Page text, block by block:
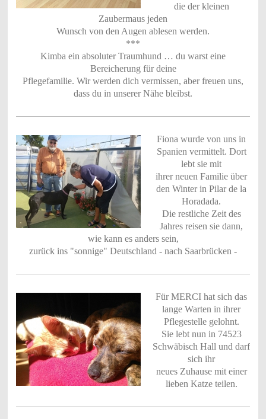
die der kleinen
Zaubermaus jeden
Wunsch von den Augen ablesen werden.
***
Kimba ein absoluter Traumhund … du warst eine
Bereicherung für deine
Pflegefamilie. Wir werden dich vermissen, aber freuen uns,
dass du in unserer Nähe bleibst.
Fiona wurde von uns in
Spanien vermittelt. Dort
lebt sie mit
ihrer neuen Familie über
den Winter in Pilar de la
Horadada.
Die restliche Zeit des
Jahres reisen sie dann,
wie kann es anders sein,
zurück ins "sonnige" Deutschland - nach Saarbrücken -
Für MERCI hat sich das
lange Warten in ihrer
Pflegestelle gelohnt.
Sie lebt nun in 74523
Schwäbisch Hall und darf
sich ihr
neues Zuhause mit einer
lieben Katze teilen.